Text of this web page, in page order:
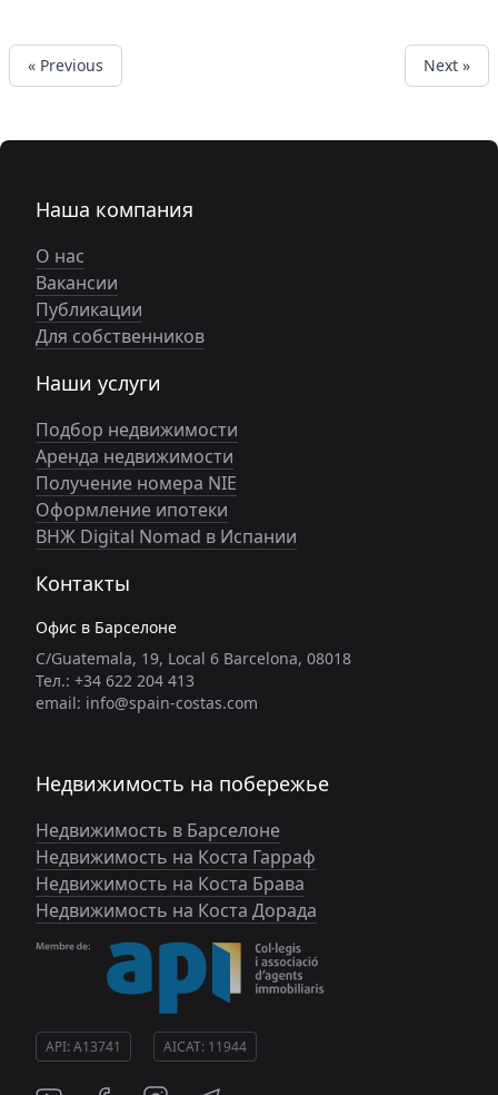
« Previous Next »
Наша компания
О нас
Вакансии
Публикации
Для собственников
Наши услуги
Подбор недвижимости
Аренда недвижимости
Получение номера NIE
Оформление ипотеки
ВНЖ Digital Nomad в Испании
Контакты
Офис в Барселоне
C/Guatemala, 19, Local 6 Barcelona, 08018
Тел.: +34 622 204 413
email: info@spain-costas.com
Недвижимость на побережье
Недвижимость в Барселоне
Недвижимость на Коста Гарраф
Недвижимость на Коста Брава
Недвижимость на Коста Дорада
API: A13741 AICAT: 11944